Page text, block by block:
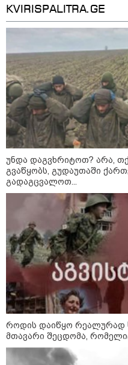
8
აგვისტო
დღის
8 აგვისტო ახალ
მოიტანს. გაიზრდება
და კულტურული
განსაკუთრებით
დროის გასატარებლად და
საუბრებისთვის.
თავისუფლებასა და
KVIRISPALITRA.GE
უნდა დაგვხრიტოთ? არა,
გვაწყობს, გუდაუთაში
გადაგცვალოთ...
როდის დაიწყო რეალურად
მთავარი შეცდომა,